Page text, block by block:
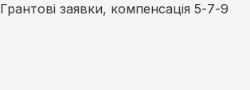
Грантові заявки, компенсація 5-7-9